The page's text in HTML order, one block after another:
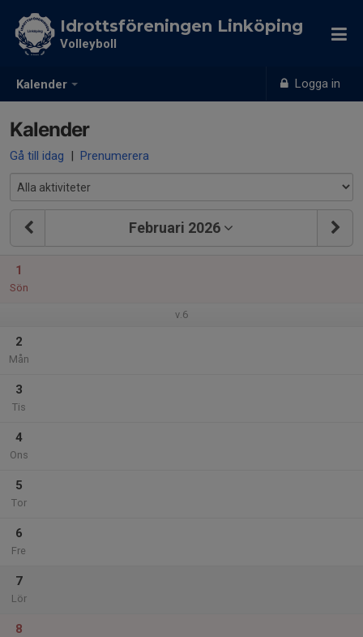
Kalender Logga in
Idrottsföreningen Linköping
Volleyboll
Kalender
Gå till idag | Prenumerera
Februari 2026
1
Sön
v.6
2
Mån
3
Tis
4
Ons
5
Tor
6
Fre
7
Lör
8